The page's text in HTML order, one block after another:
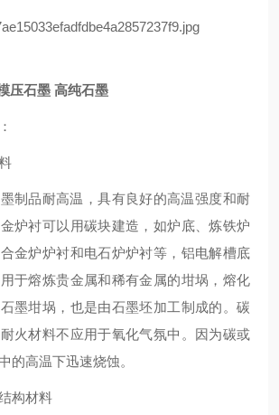
压石墨 高纯石墨
品耐高温，具有良好的高温强度和耐
炉衬可以用碳块建造，如炉底、炼铁炉
金炉炉衬和电石炉炉衬等，铝电解槽底
于熔炼贵金属和稀有金属的坩埚，熔化
墨坩埚，也是由石墨坯加工制成的。碳
火材料不应用于氧化气氛中。因为碳或
的高温下迅速烧蚀。
构材料